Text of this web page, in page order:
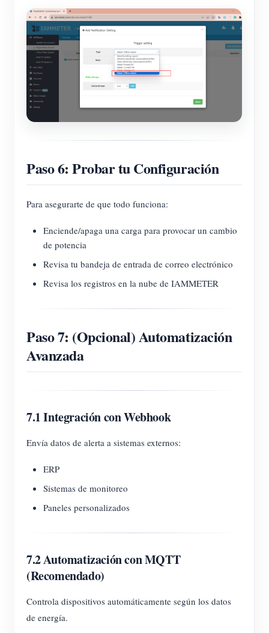
Paso 6: Probar tu Configuración
Para asegurarte de que todo funciona:
Enciende/apaga una carga para provocar un cambio
de potencia
Revisa tu bandeja de entrada de correo electrónico
Revisa los registros en la nube de IAMMETER
Paso 7: (Opcional) Automatización
Avanzada
7.1 Integración con Webhook
Envía datos de alerta a sistemas externos:
ERP
Sistemas de monitoreo
Paneles personalizados
7.2 Automatización con MQTT
(Recomendado)
Controla dispositivos automáticamente según los datos
de energía.